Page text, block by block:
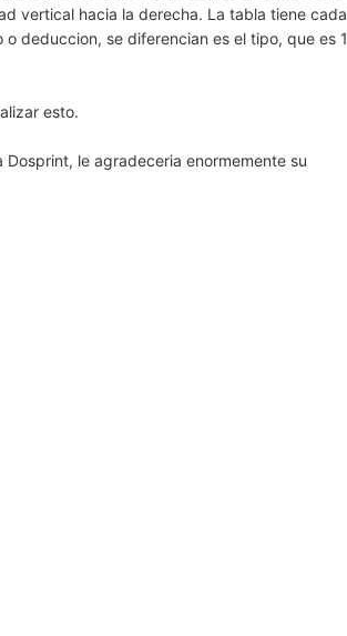
vertical hacia la derecha. La tabla tiene cada
deduccion, se diferencian es el tipo, que es 1
esto.
le agradeceria enormemente su